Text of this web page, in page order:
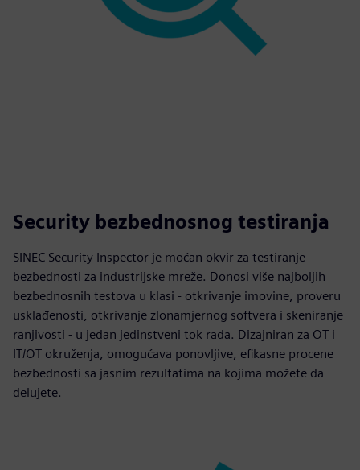
Security bezbednosnog testiranja
SINEC Security Inspector je moćan okvir za testiranje
bezbednosti za industrijske mreže. Donosi više najboljih
bezbednosnih testova u klasi - otkrivanje imovine, proveru
usklađenosti, otkrivanje zlonamjernog softvera i skeniranje
ranjivosti - u jedan jedinstveni tok rada. Dizajniran za OT i
IT/OT okruženja, omogućava ponovljive, efikasne procene
bezbednosti sa jasnim rezultatima na kojima možete da
delujete.